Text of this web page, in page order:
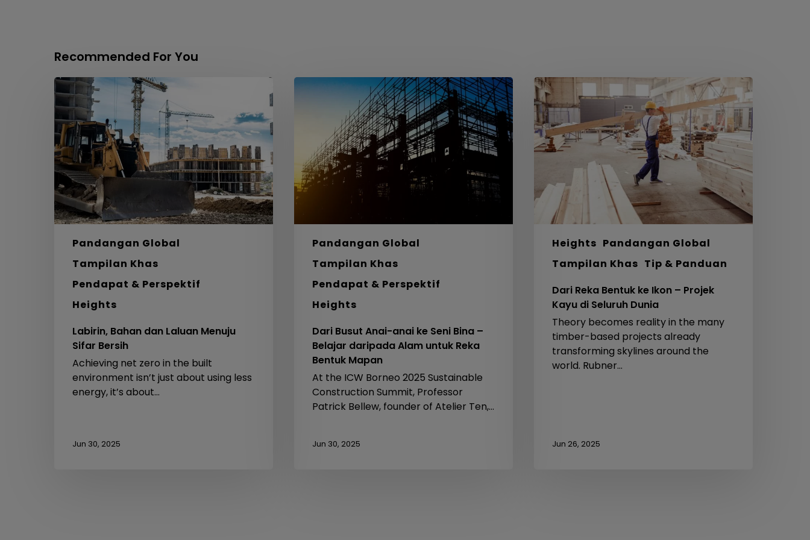
Recommended For You
Pandangan Global
Tampilan Khas
Pendapat & Perspektif
Heights
Labirin,
Bahan
dan
Laluan
Menuju
Sifar
Bersih
Labirin, Bahan dan Laluan Menuju
Sifar Bersih
Achieving net zero in the built
environment isn’t just about using less
energy, it’s about…
Jun 30, 2025
Pandangan Global
Tampilan Khas
Pendapat & Perspektif
Heights
Dari
Seni
Bina
–
Belajar
Alam
untuk
Reka
Bentuk
Mapan
Dari Busut Anai-anai ke Seni Bina –
Belajar daripada Alam untuk Reka
Bentuk Mapan
At the ICW Borneo 2025 Sustainable
Construction Summit, Professor
Patrick Bellew, founder of Atelier Ten,…
Jun 30, 2025
Heights Pandangan Global
Tampilan Khas Tip & Panduan
Dari
Reka
Bentuk
ke
Ikon
–
Kayu
di
Seluruh
Dunia
Dari Reka Bentuk ke Ikon – Projek
Kayu di Seluruh Dunia
Theory becomes reality in the many
timber-based projects already
transforming skylines around the
world. Rubner…
Jun 26, 2025